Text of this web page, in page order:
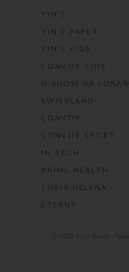
YIN’S
YIN’S PAPER
YIN’S KIDS
CONVOY KIDS
O SHOW DA LUNA®
SWISSLAND
CONVOY
CONVOY SPORT
IN-TECH
PRIME HEALTH
CHRIS HELENA
ETERNY